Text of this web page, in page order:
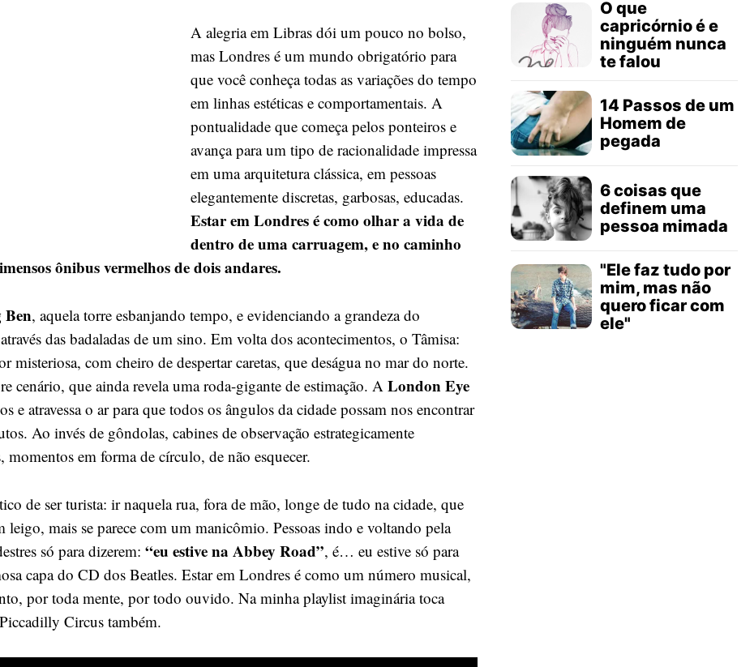
A alegria em Libras dói um pouco no bolso,
mas Londres é um mundo obrigatório para
que você conheça todas as variações do tempo
em linhas estéticas e comportamentais. A
pontualidade que começa pelos ponteiros e
avança para um tipo de racionalidade impressa
em uma arquitetura clássica, em pessoas
elegantemente discretas, garbosas, educadas.
Estar em Londres é como olhar a vida de
dentro de uma carruagem, e no caminho
ônibus vermelhos de dois andares.
Ben, aquela torre esbanjando tempo, e evidenciando a grandeza do
das badaladas de um sino. Em volta dos acontecimentos, o Tâmisa:
misteriosa, com cheiro de despertar caretas, que deságua no mar do norte.
cenário, que ainda revela uma roda-gigante de estimação. ALondon Eye
e atravessa o ar para que todos os ângulos da cidade possam nos encontrar
Ao invés de gôndolas, cabines de observação estrategicamente
momentos em forma de círculo, de não esquecer.
de ser turista: ir naquela rua, fora de mão, longe de tudo na cidade, que
leigo, mais se parece com um manicômio. Pessoas indo e voltando pela
só para dizerem: “eu estive na Abbey Road”, é… eu estive só para
capa do CD dos Beatles. Estar em Londres é como um número musical,
por toda mente, por todo ouvido. Na minha playlist imaginária toca
Circus também.
O que
capricórnio é e
ninguém nunca
te falou
14 Passos de um
Homem de
pegada
6 coisas que
definem uma
pessoa mimada
"Ele faz tudo por
mim, mas não
quero ficar com
ele"